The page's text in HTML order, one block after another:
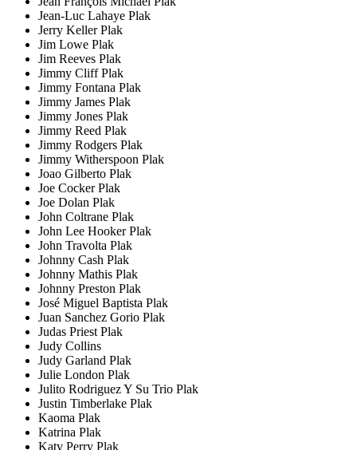
Jean-Luc Lahaye Plak
Jerry Keller Plak
Jim Lowe Plak
Jim Reeves Plak
Jimmy Cliff Plak
Jimmy Fontana Plak
Jimmy James Plak
Jimmy Jones Plak
Jimmy Reed Plak
Jimmy Rodgers Plak
Jimmy Witherspoon Plak
Joao Gilberto Plak
Joe Cocker Plak
Joe Dolan Plak
John Coltrane Plak
John Lee Hooker Plak
John Travolta Plak
Johnny Cash Plak
Johnny Mathis Plak
Johnny Preston Plak
José Miguel Baptista Plak
Juan Sanchez Gorio Plak
Judas Priest Plak
Judy Collins
Judy Garland Plak
Julie London Plak
Julito Rodriguez Y Su Trio Plak
Justin Timberlake Plak
Kaoma Plak
Katrina Plak
Katy Perry Plak